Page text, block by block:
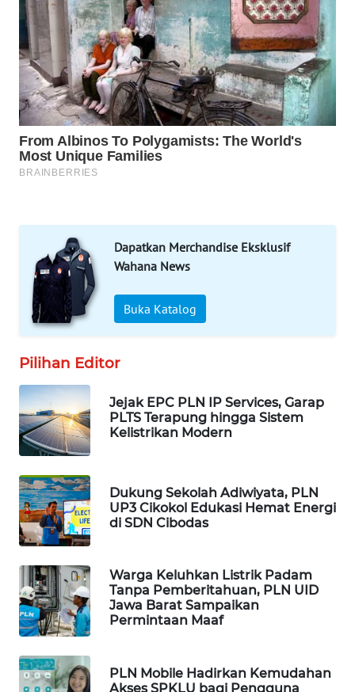
Dapatkan Merchandise Eksklusif
Wahana News
Buka Katalog
Pilihan Editor
Jejak EPC PLN IP Services, Garap
PLTS Terapung hingga Sistem
Kelistrikan Modern
Dukung Sekolah Adiwiyata, PLN
UP3 Cikokol Edukasi Hemat Energi
di SDN Cibodas
Warga Keluhkan Listrik Padam
Tanpa Pemberitahuan, PLN UID
Jawa Barat Sampaikan
Permintaan Maaf
PLN Mobile Hadirkan Kemudahan
Akses SPKLU bagi Pengguna
NEWS
JURNAL
MARITIM
HUMBANG
NEWS
GARONGGANG
FISUELRI
ID
ENERGI
NEWS
CILEUNGSI
NEWS
BERKAT
NEWS
NEWS
ANUGERAH
NEWS
AKHLAK
ID
NEWS